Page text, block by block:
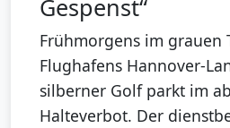
Gespenst“
Frühmorgens im grauen
Flughafens Hannover-
silberner Golf parkt im
Halteverbot. Der